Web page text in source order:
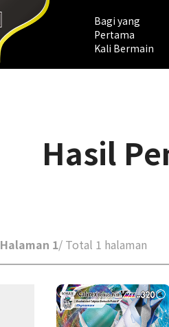
Bagi yang
Pertama
Kali Bermain
Hasil
Halaman 1/ Total 1 halaman